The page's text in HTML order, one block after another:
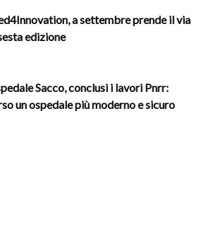
a settembre prende il via
edizione
Sacco, conclusi i lavori Pnrr:
un ospedale più moderno e sicuro